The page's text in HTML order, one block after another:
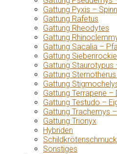
Gattung Pyxis –
Gattung Rafetus
Gattung Rheodytes
Gattung
Gattung Sacalia –
Gattung
Gattung Staurotypus
Gattung
Gattung
Gattung Terrapene
Gattung Testudo –
Gattung Trachemys
Gattung Trionyx
Hybriden
Schildkrötenschmuck
Sonstiges